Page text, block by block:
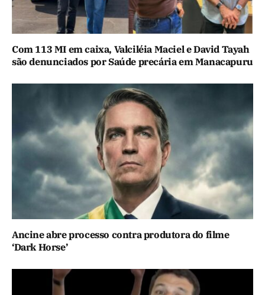
Com 113 MI em caixa, Valciléia Maciel e David Tayah
são denunciados por Saúde precária em Manacapuru
Ancine abre processo contra produtora do filme
‘Dark Horse’